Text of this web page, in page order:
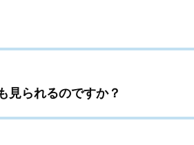
見られるのですか？